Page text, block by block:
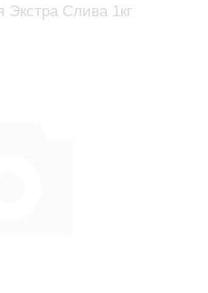
Экстра Слива 1кг